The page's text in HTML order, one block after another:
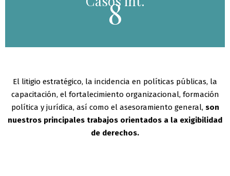
8
El litigio estratégico, la incidencia en políticas públicas, la
capacitación, el fortalecimiento organizacional, formación
política y jurídica, así como el asesoramiento general, son
nuestros principales trabajos orientados a la exigibilidad
de derechos.